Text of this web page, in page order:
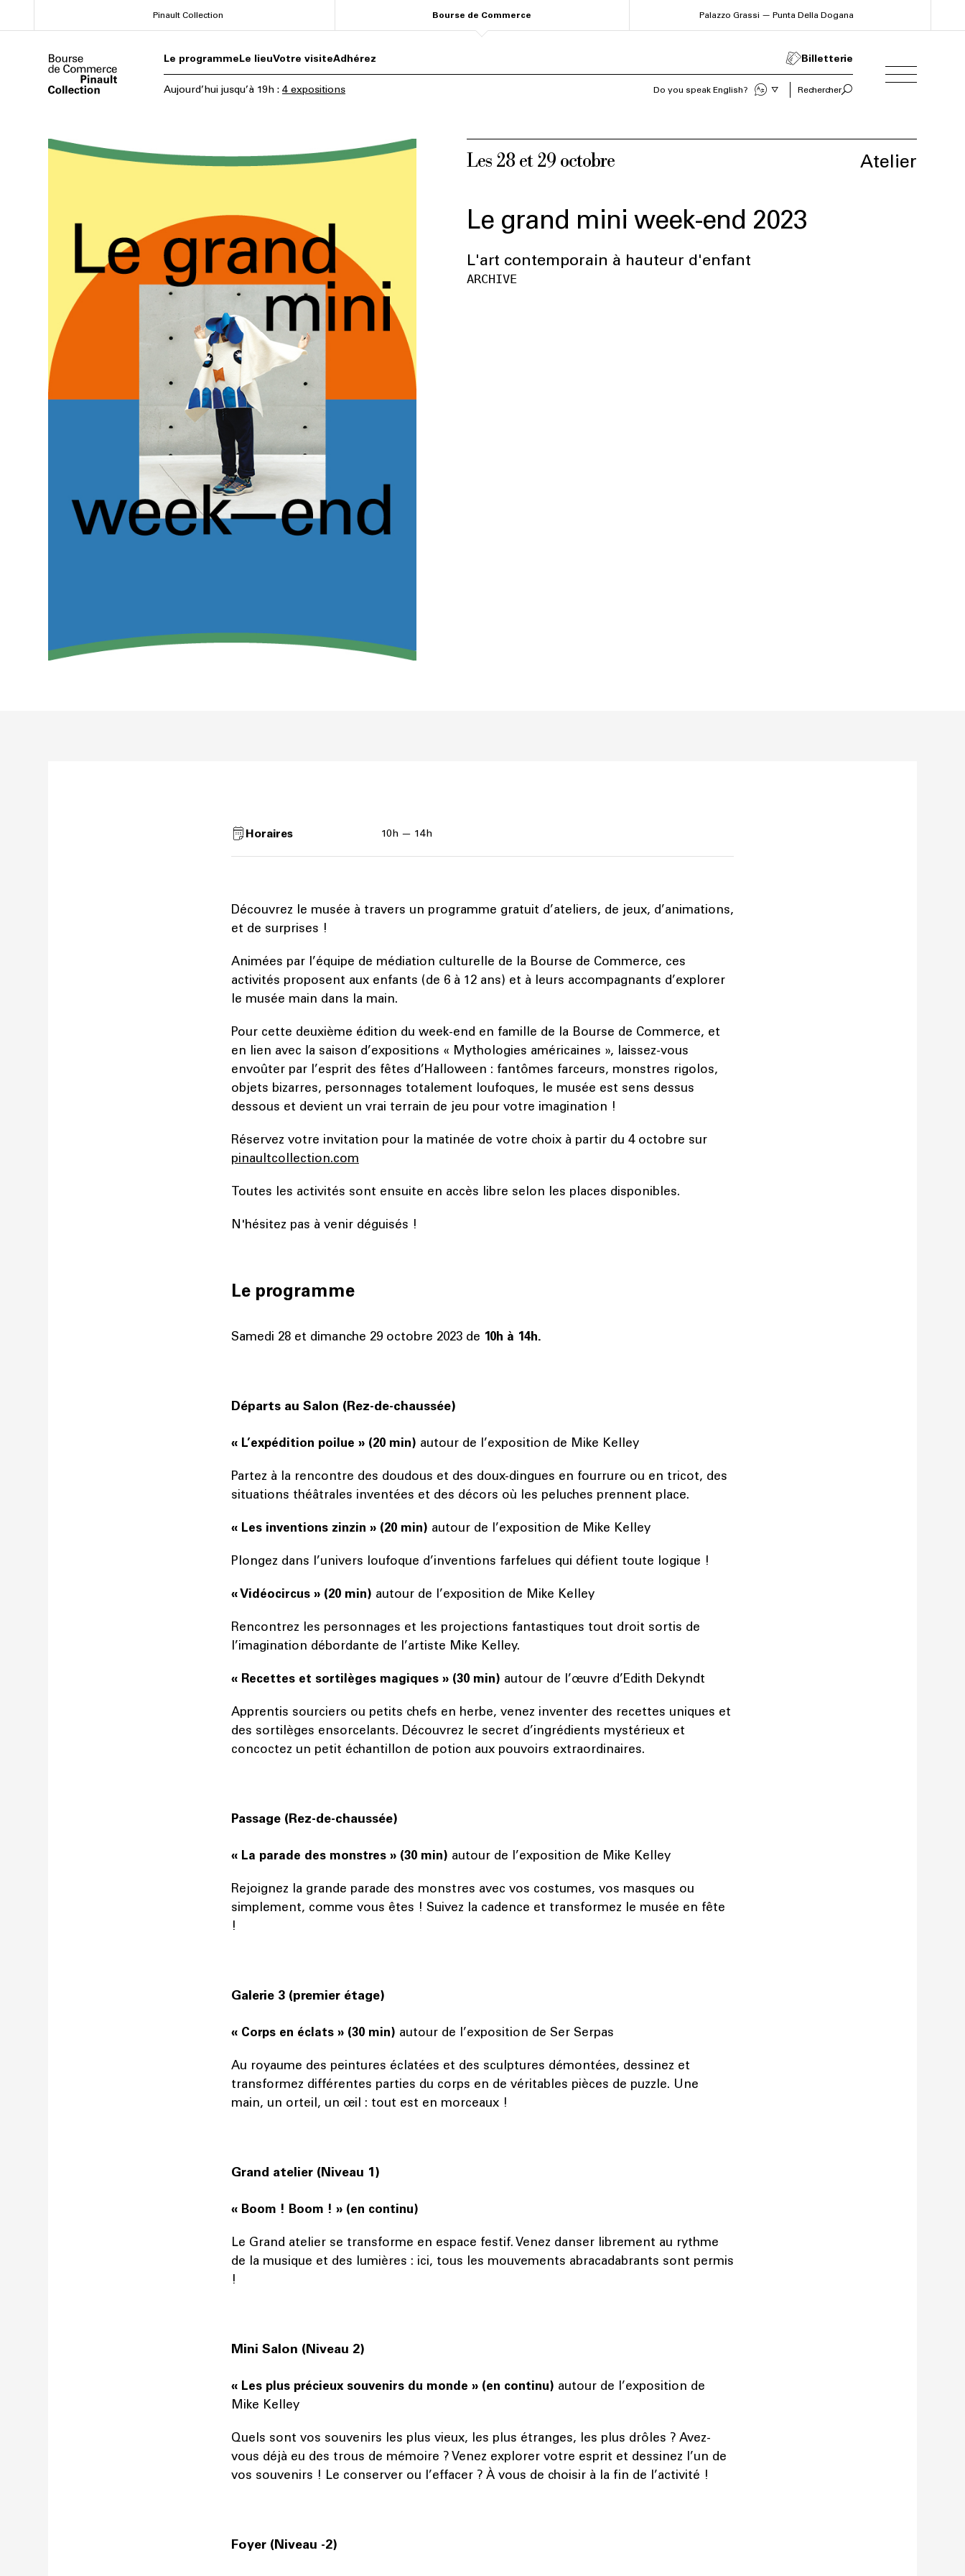
au
principal
Pinault Collection Bourse de Commerce Palazzo Grassi — Punta Della Dogana
Le programmeLe lieuVotre visiteAdhérez Billetterie
Aujourd’hui jusqu’à 19h : 4 expositions Do you speak English? Rechercher
Les 28 et 29 octobre Atelier
Le grand mini week-end 2023
L'art contemporain à hauteur d'enfant
ARCHIVE
Horaires 10h — 14h
Découvrez le musée à travers un programme gratuit d’ateliers, de jeux, d’animations,
et de surprises !
Animées par l’équipe de médiation culturelle de la Bourse de Commerce, ces
activités proposent aux enfants (de 6 à 12 ans) et à leurs accompagnants d’explorer
le musée main dans la main.
Pour cette deuxième édition du week-end en famille de la Bourse de Commerce, et
en lien avec la saison d’expositions « Mythologies américaines », laissez-vous
envoûter par l’esprit des fêtes d’Halloween : fantômes farceurs, monstres rigolos,
objets bizarres, personnages totalement loufoques, le musée est sens dessus
dessous et devient un vrai terrain de jeu pour votre imagination !
Réservez votre invitation pour la matinée de votre choix à partir du 4 octobre sur
pinaultcollection.com
Toutes les activités sont ensuite en accès libre selon les places disponibles.
N'hésitez pas à venir déguisés !
Le programme
Samedi 28 et dimanche 29 octobre 2023 de 10h à 14h.
Départs au Salon (Rez-de-chaussée)
« L’expédition poilue » (20 min) autour de l’exposition de Mike Kelley
Partez à la rencontre des doudous et des doux-dingues en fourrure ou en tricot, des
situations théâtrales inventées et des décors où les peluches prennent place.
« Les inventions zinzin » (20 min) autour de l’exposition de Mike Kelley
Plongez dans l’univers loufoque d’inventions farfelues qui défient toute logique !
« Vidéocircus » (20 min) autour de l’exposition de Mike Kelley
Rencontrez les personnages et les projections fantastiques tout droit sortis de
l’imagination débordante de l’artiste Mike Kelley.
« Recettes et sortilèges magiques » (30 min) autour de l’œuvre d’Edith Dekyndt
Apprentis sourciers ou petits chefs en herbe, venez inventer des recettes uniques et
des sortilèges ensorcelants. Découvrez le secret d’ingrédients mystérieux et
concoctez un petit échantillon de potion aux pouvoirs extraordinaires.
Passage (Rez-de-chaussée)
« La parade des monstres » (30 min) autour de l’exposition de Mike Kelley
Rejoignez la grande parade des monstres avec vos costumes, vos masques ou
simplement, comme vous êtes ! Suivez la cadence et transformez le musée en fête
!
Galerie 3 (premier étage)
« Corps en éclats » (30 min) autour de l’exposition de Ser Serpas
Au royaume des peintures éclatées et des sculptures démontées, dessinez et
transformez différentes parties du corps en de véritables pièces de puzzle. Une
main, un orteil, un œil : tout est en morceaux !
Grand atelier (Niveau 1)
« Boom ! Boom ! » (en continu)
Le Grand atelier se transforme en espace festif. Venez danser librement au rythme
de la musique et des lumières : ici, tous les mouvements abracadabrants sont permis
!
Mini Salon (Niveau 2)
« Les plus précieux souvenirs du monde » (en continu) autour de l’exposition de
Mike Kelley
Quels sont vos souvenirs les plus vieux, les plus étranges, les plus drôles ? Avez-
vous déjà eu des trous de mémoire ? Venez explorer votre esprit et dessinez l’un de
vos souvenirs ! Le conserver ou l’effacer ? À vous de choisir à la fin de l’activité !
Foyer (Niveau -2)